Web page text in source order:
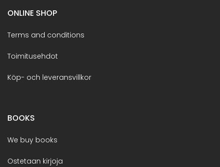
ONLINE SHOP
Terms and conditions
Toimitusehdot
Köp- och leveransvillkor
BOOKS
We buy books
Ostetaan kirjoja